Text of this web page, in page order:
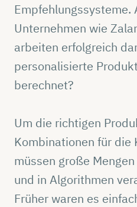
Empfehlungssysteme.
Unternehmen wie
arbeiten erfolgreich
personalisierte
berechnet?
Um die richtigen
Kombinationen für die
müssen große
und in Algorithmen
Früher waren es